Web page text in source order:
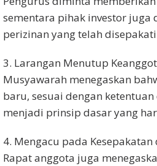
sementara pihak investor
perizinan yang telah
3. Larangan Menutup
Musyawarah menegaskan
baru, sesuai dengan
menjadi prinsip dasar yang
4. Mengacu pada
Rapat anggota juga